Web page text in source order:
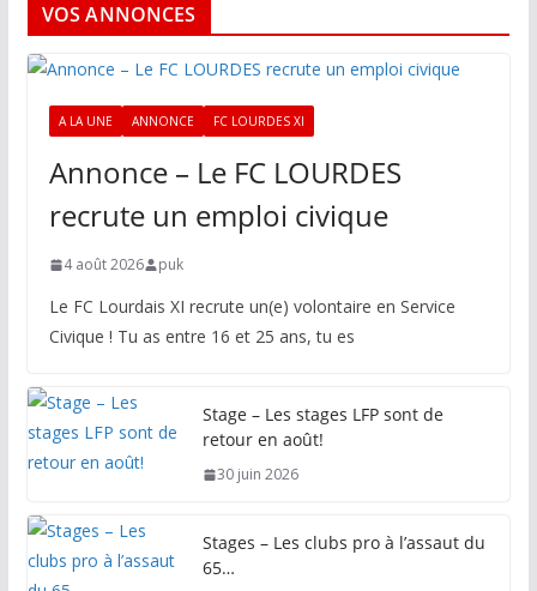
VOS ANNONCES
A LA UNE ANNONCE FC LOURDES XI
Annonce – Le FC LOURDES
recrute un emploi civique
4 août 2026 puk
Le FC Lourdais XI recrute un(e) volontaire en Service
Civique ! Tu as entre 16 et 25 ans, tu es
Stage – Les stages LFP sont de
retour en août!
30 juin 2026
Stages – Les clubs pro à l’assaut du
65…